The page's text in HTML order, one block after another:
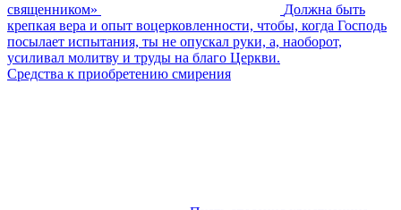
священником»
Должна быть
крепкая вера и опыт воцерковленности, чтобы, когда Господь
посылает испытания, ты не опускал руки, а, наоборот,
усиливал молитву и труды на благо Церкви.
Средства к приобретению смирения